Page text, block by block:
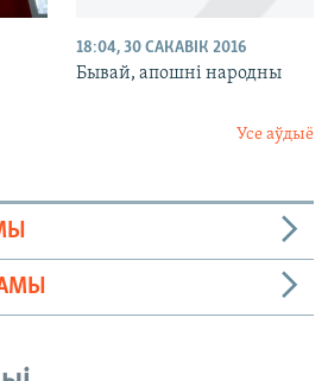
18:04, 30 САКАВІК 2016
Бывай, апошні народны
Усе аўдыё